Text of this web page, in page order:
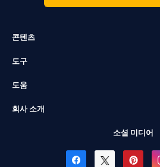
콘텐츠
도구
도움
회사 소개
소셜 미디어